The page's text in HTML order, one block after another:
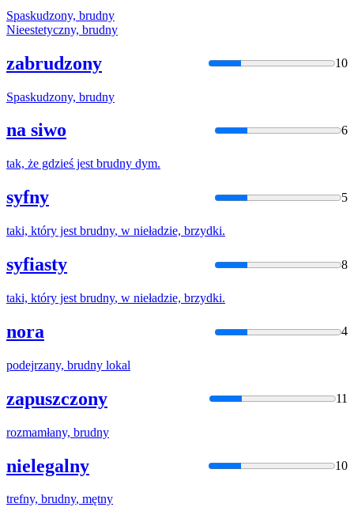
Spaskudzony, brudny
Nieestetyczny, brudny
zabrudzony 10
Spaskudzony, brudny
na siwo 6
tak, że gdzieś jest brudny dym.
syfny 5
taki, który jest brudny, w nieładzie, brzydki.
syfiasty 8
taki, który jest brudny, w nieładzie, brzydki.
nora 4
podejrzany, brudny lokal
zapuszczony 11
rozmamłany, brudny
nielegalny 10
trefny, brudny, mętny